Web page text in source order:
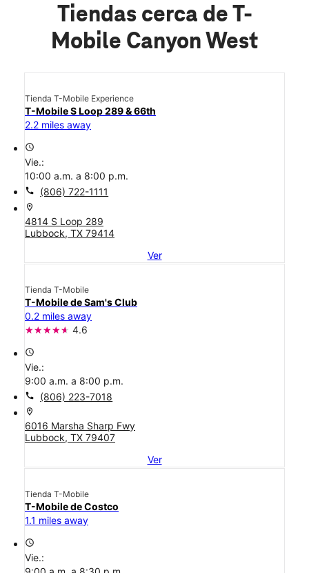
Tiendas cerca de T-
Mobile Canyon West
Tienda T-Mobile Experience
T-Mobile S Loop 289 & 66th
2.2 miles away
access_time
Vie.:
10:00 a.m. a 8:00 p.m.
call (806) 722-1111
location_on
4814 S Loop 289
Lubbock, TX 79414
Ver
Tienda T-Mobile
T-Mobile de Sam's Club
0.2 miles away
4.6
access_time
Vie.:
9:00 a.m. a 8:00 p.m.
call (806) 223-7018
location_on
6016 Marsha Sharp Fwy
Lubbock, TX 79407
Ver
Tienda T-Mobile
T-Mobile de Costco
1.1 miles away
access_time
Vie.: